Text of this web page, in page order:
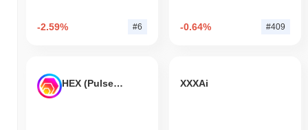
-2.59% #6 -0.64% #409
HEX (Pulsechain) XXXAi